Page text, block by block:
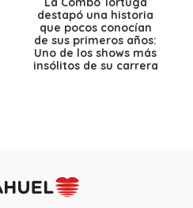
destapó una historia
que pocos conocían
de sus primeros años:
Uno de los shows más
insólitos de su carrera